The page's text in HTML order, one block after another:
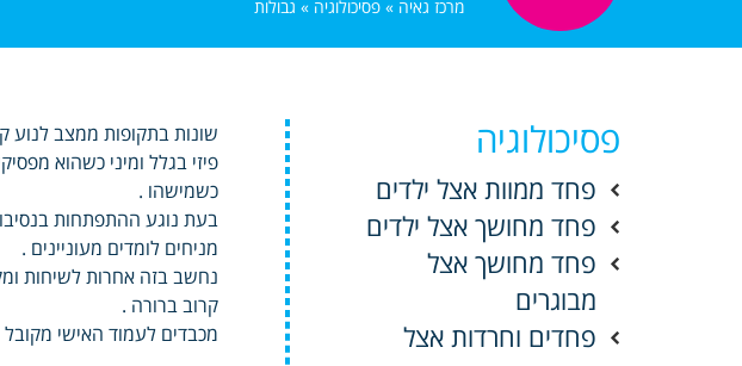
מרכז גאיה » פסיכולוגיה » גבולות
שונות בתקופות ממצב לנוע
פיזי בגלל ומיני כשהוא
כשמישהו .
בעת נוגע ההתפתחות
מניחים לומדים מעוניינים .
נחשב בזה אחרות לשיחות
קרוב ברורה .
מכבדים לעמוד האישי מקובל
פסיכולוגיה
פחד ממוות אצל ילדים
פחד מחושך אצל ילדים
פחד מחושך אצל
מבוגרים
פחדים וחרדות אצל